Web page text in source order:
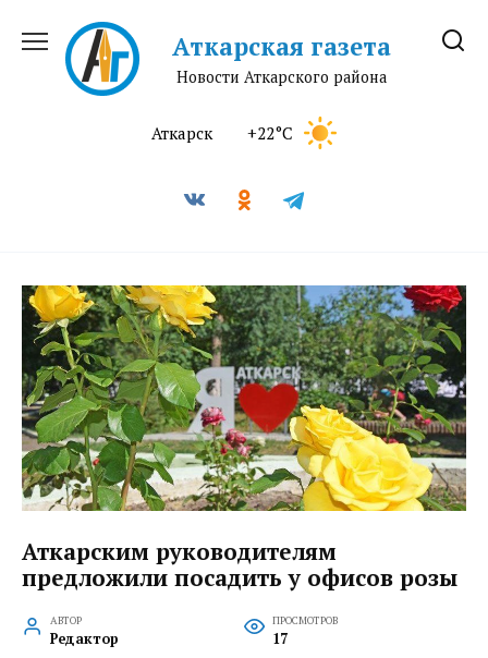
содержанию
Аткарская газета
Новости Аткарского района
Аткарск +22°C
Аткарским руководителям
предложили посадить у офисов розы
АВТОР
Редактор
ПРОСМОТРОВ
17